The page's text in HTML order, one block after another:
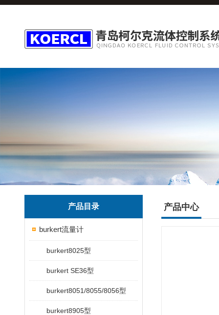
产品目录
burkert流量计
burkert8025型
burkert SE36型
burkert8051/8055/8056型
burkert8905型
产品中心